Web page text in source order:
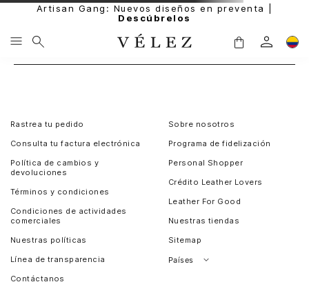
Artisan Gang: Nuevos diseños en preventa |
Descúbrelos
Rastrea tu pedido
Consulta tu factura electrónica
Política de cambios y
devoluciones
Términos y condiciones
Condiciones de actividades
comerciales
Nuestras políticas
Línea de transparencia
Contáctanos
Sobre nosotros
Programa de fidelización
Personal Shopper
Crédito Leather Lovers
Leather For Good
Nuestras tiendas
Sitemap
Países